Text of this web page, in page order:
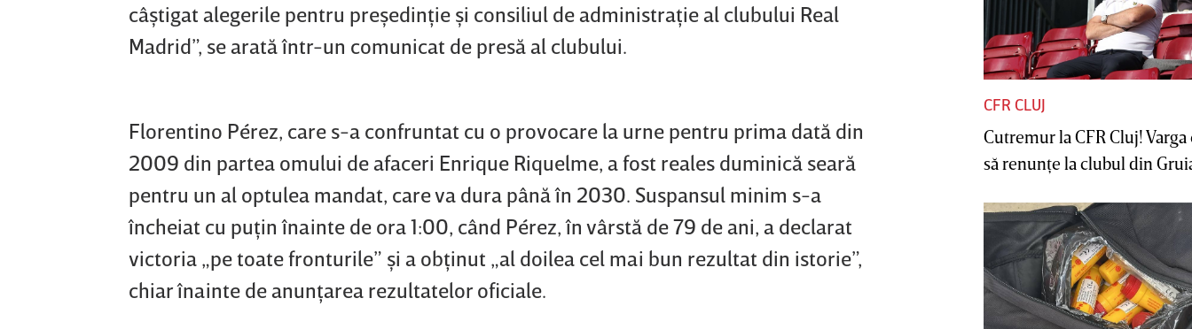
câştigat alegerile pentru preşedinţie şi consiliul de administraţie al clubului Real
Madrid”, se arată într-un comunicat de presă al clubului.
Florentino Pérez, care s-a confruntat cu o provocare la urne pentru prima dată din
2009 din partea omului de afaceri Enrique Riquelme, a fost reales duminică seară
pentru un al optulea mandat, care va dura până în 2030. Suspansul minim s-a
încheiat cu puţin înainte de ora 1:00, când Pérez, în vârstă de 79 de ani, a declarat
victoria „pe toate fronturile” şi a obţinut „al doilea cel mai bun rezultat din istorie”,
chiar înainte de anunţarea rezultatelor oficiale.
CFR CLUJ
Cutremur la CFR Cluj! Varga
să renunţe la clubul din